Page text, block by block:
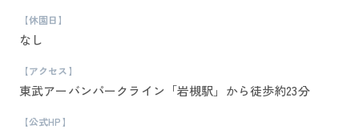
【休園日】
なし
【アクセス】
東武アーバンパークライン「岩槻駅」から徒歩約23分
【公式HP】